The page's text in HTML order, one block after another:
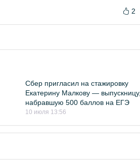
2
Сбер пригласил на стажировку
Екатерину Малкову — выпускницу,
набравшую 500 баллов на ЕГЭ
10 июля 13:56